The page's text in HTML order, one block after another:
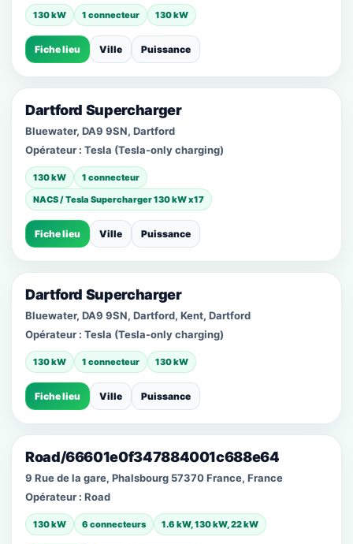
130 kW 1 connecteur 130 kW
Fiche lieu Ville Puissance
Dartford Supercharger
Bluewater, DA9 9SN, Dartford
Opérateur : Tesla (Tesla-only charging)
130 kW
1 connecteur
NACS / Tesla Supercharger 130 kW x17
Fiche lieu Ville Puissance
Dartford Supercharger
Bluewater, DA9 9SN, Dartford, Kent, Dartford
Opérateur : Tesla (Tesla-only charging)
130 kW 1 connecteur 130 kW
Fiche lieu Ville Puissance
Road/66601e0f347884001c688e64
9 Rue de la gare, Phalsbourg 57370 France, France
Opérateur : Road
130 kW 6 connecteurs 1.6 kW, 130 kW, 22 kW